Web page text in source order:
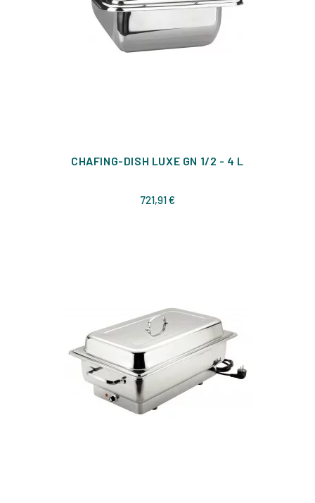
CHAFING-DISH LUXE GN 1/2 - 4 L
721,91 €Prix